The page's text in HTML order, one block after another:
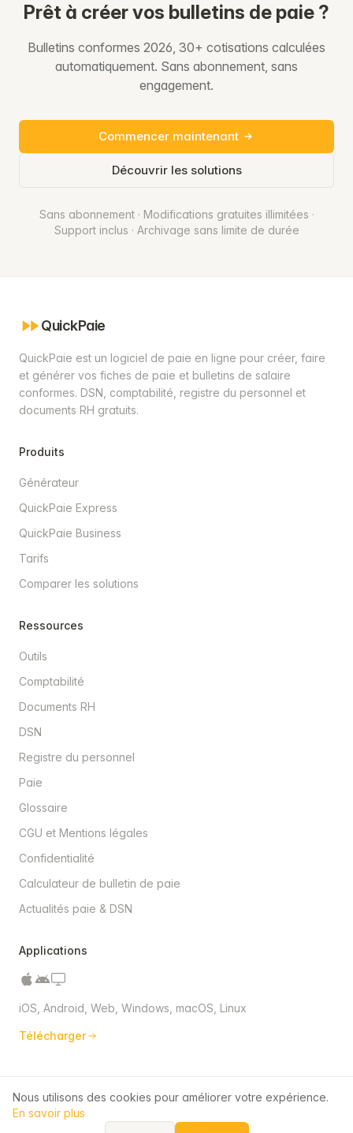
Prêt à créer vos bulletins de paie ?
Bulletins conformes 2026, 30+ cotisations calculées
automatiquement. Sans abonnement, sans
engagement.
Commencer maintenant
Découvrir les solutions
Sans abonnement · Modifications gratuites illimitées ·
Support inclus · Archivage sans limite de durée
QuickPaie
QuickPaie est un logiciel de paie en ligne pour créer, faire
et générer vos fiches de paie et bulletins de salaire
conformes. DSN, comptabilité, registre du personnel et
documents RH gratuits.
Produits
Générateur
QuickPaie Express
QuickPaie Business
Tarifs
Comparer les solutions
Ressources
Outils
Comptabilité
Documents RH
DSN
Registre du personnel
Paie
Glossaire
CGU et Mentions légales
Confidentialité
Calculateur de bulletin de paie
Actualités paie & DSN
Applications
iOS, Android, Web, Windows, macOS, Linux
Télécharger
© 2026 QuickPaie. Tous droits réservés.
Données hébergées en Union Européenne (RGPD)
Nous utilisons des cookies pour améliorer votre expérience.
En savoir plus